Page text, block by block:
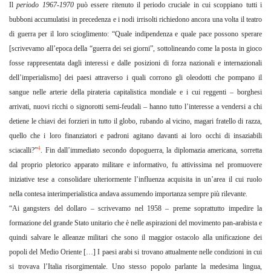
Ilperiodo 1967-1970può essere ritenuto il periodo cruciale in cui scoppiano tutti i
bubboni accumulatisi in precedenza e i nodi irrisolti richiedono ancora una volta il teatro
di guerra per il loro scioglimento: “Quale indipendenza e quale pace possono sperare
[scrivevamo all’epoca della “guerra dei sei giorni”, sottolineando come la posta in gioco
fosse rappresentata dagli interessi e dalle posizioni di forza nazionali e internazionali
dell’imperialismo] dei paesi attraverso i quali corrono gli oleodotti che pompano il
sangue nelle arterie della pirateria capitalistica mondiale e i cui reggenti – borghesi
arrivati, nuovi ricchi o signorotti semi-feudali – hanno tutto l’interesse a vendersi a chi
detiene le chiavi dei forzieri in tutto il globo, rubando al vicino, magari fratello di razza,
quello che i loro finanziatori e padroni agitano davanti ai loro occhi di insaziabili
sciacalli?”4. Fin dall’immediato secondo dopoguerra, la diplomazia americana, sorretta
dal proprio pletorico apparato militare e informativo, fu attivissima nel promuovere
iniziative tese a consolidare ulteriormente l’influenza acquisita in un’area il cui ruolo
nella contesa interimperialistica andava assumendo importanza sempre più rilevante.
“Ai gangsters del dollaro – scrivevamo nel 1958 – preme soprattutto impedire la
formazione del grande Stato unitario che è nelle aspirazioni del movimento pan-arabista e
quindi salvare le alleanze militari che sono il maggior ostacolo alla unificazione dei
popoli del Medio Oriente […] I paesi arabi si trovano attualmente nelle condizioni in cui
si trovava l’Italia risorgimentale. Uno stesso popolo parlante la medesima lingua,